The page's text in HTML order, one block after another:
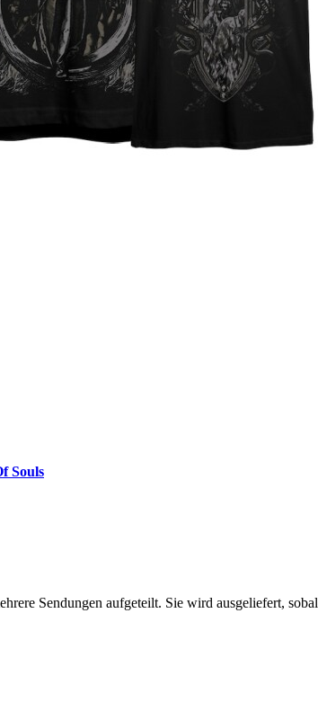
Souls
Sendungen aufgeteilt. Sie wird ausgeliefert,